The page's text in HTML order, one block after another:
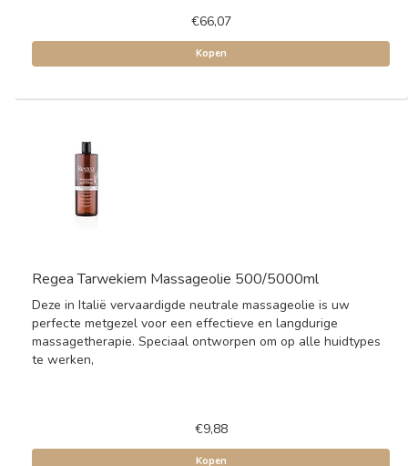
€66,07
Kopen
Regea Tarwekiem Massageolie 500/5000ml
Deze in Italië vervaardigde neutrale massageolie is uw
perfecte metgezel voor een effectieve en langdurige
massagetherapie. Speciaal ontworpen om op alle huidtypes
te werken,
€9,88
Kopen